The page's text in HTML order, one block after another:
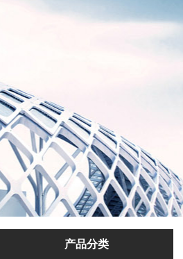
产品分类